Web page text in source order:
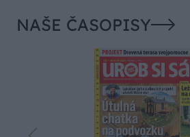
NAŠE ČASOPISY